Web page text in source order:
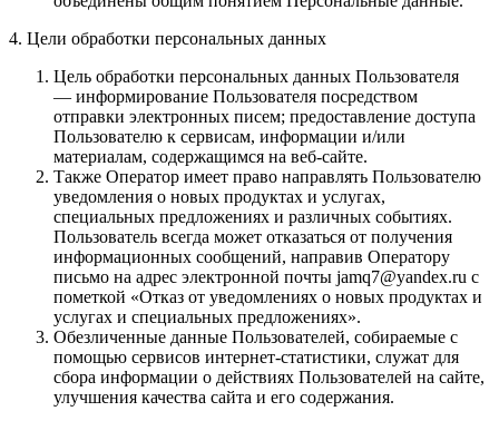
4. Цели обработки персональных данных
Цель обработки персональных данных Пользователя
— информирование Пользователя посредством
отправки электронных писем; предоставление доступа
Пользователю к сервисам, информации и/или
материалам, содержащимся на веб-сайте.
Также Оператор имеет право направлять Пользователю
уведомления о новых продуктах и услугах,
специальных предложениях и различных событиях.
Пользователь всегда может отказаться от получения
информационных сообщений, направив Оператору
письмо на адрес электронной почты jamq7@yandex.ru с
пометкой «Отказ от уведомлениях о новых продуктах и
услугах и специальных предложениях».
Обезличенные данные Пользователей, собираемые с
помощью сервисов интернет-статистики, служат для
сбора информации о действиях Пользователей на сайте,
улучшения качества сайта и его содержания.